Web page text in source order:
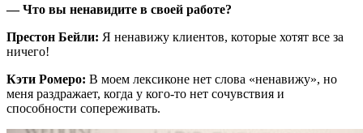
— Что вы ненавидите в своей работе?
Престон Бейли: Я ненавижу клиентов, которые хотят все за
ничего!
Кэти Ромеро: В моем лексиконе нет слова «ненавижу», но
меня раздражает, когда у кого-то нет сочувствия и
способности сопереживать.